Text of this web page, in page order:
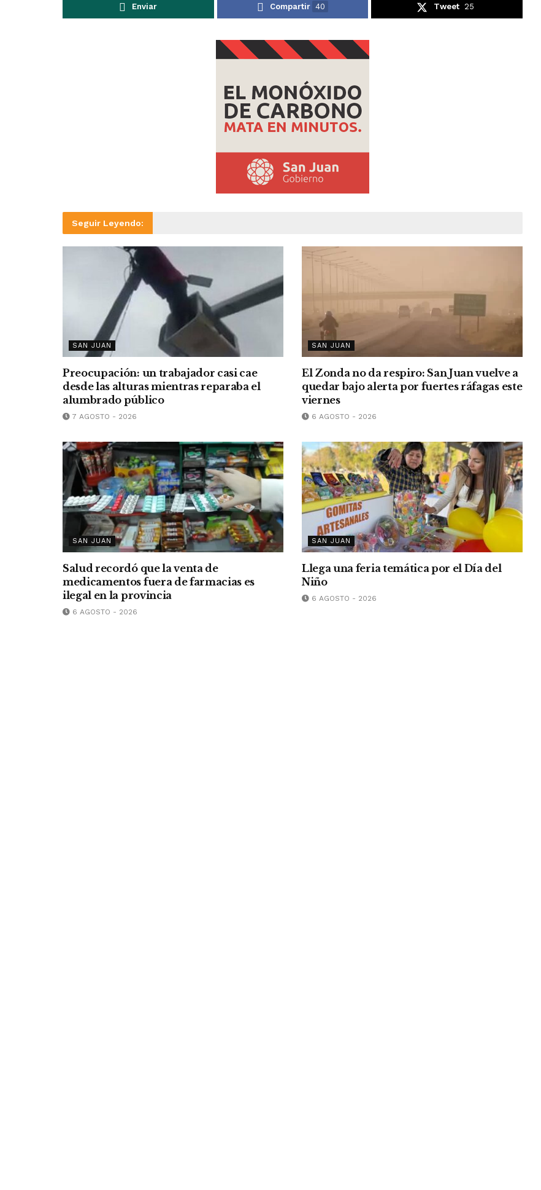
Enviar Compartir 40 Tweet 25
Seguir Leyendo:
SAN JUAN
Preocupación: un trabajador casi cae
desde las alturas mientras reparaba el
alumbrado público
7 AGOSTO - 2026
SAN JUAN
El Zonda no da respiro: San Juan vuelve a
quedar bajo alerta por fuertes ráfagas este
viernes
6 AGOSTO - 2026
SAN JUAN
Salud recordó que la venta de
medicamentos fuera de farmacias es
ilegal en la provincia
6 AGOSTO - 2026
SAN JUAN
Llega una feria temática por el Día del
Niño
6 AGOSTO - 2026